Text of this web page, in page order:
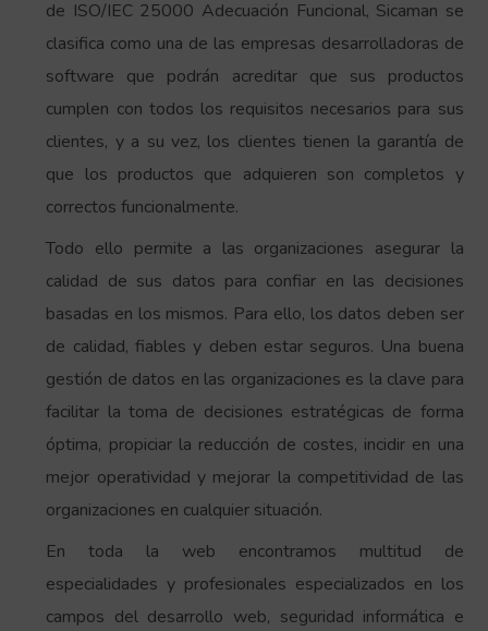
de ISO/IEC 25000 Adecuación Funcional, Sicaman se
clasifica como una de las empresas desarrolladoras de
software que podrán acreditar que sus productos
cumplen con todos los requisitos necesarios para sus
clientes, y a su vez, los clientes tienen la garantía de
que los productos que adquieren son completos y
correctos funcionalmente.
Todo ello permite a las organizaciones asegurar la
calidad de sus datos para confiar en las decisiones
basadas en los mismos. Para ello, los datos deben ser
de calidad, fiables y deben estar seguros. Una buena
gestión de datos en las organizaciones es la clave para
facilitar la toma de decisiones estratégicas de forma
óptima, propiciar la reducción de costes, incidir en una
mejor operatividad y mejorar la competitividad de las
organizaciones en cualquier situación.
En toda la web encontramos multitud de
especialidades y profesionales especializados en los
campos del desarrollo web, seguridad informática e